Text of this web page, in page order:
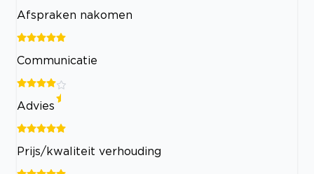
Afspraken nakomen
Communicatie
Advies
Prijs/kwaliteit verhouding